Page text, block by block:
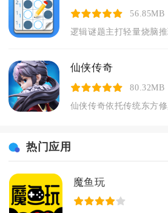
56.85MB
仙侠传奇
80.32MB
热门应用
魔鱼玩